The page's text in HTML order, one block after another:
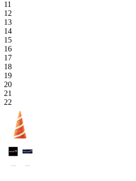
11
12
13
14
15
16
17
18
19
20
21
22